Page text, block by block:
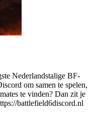
Nederlandstalige BF-
om samen te spelen,
te vinden? Dan zit je
battlefield6discord.nl